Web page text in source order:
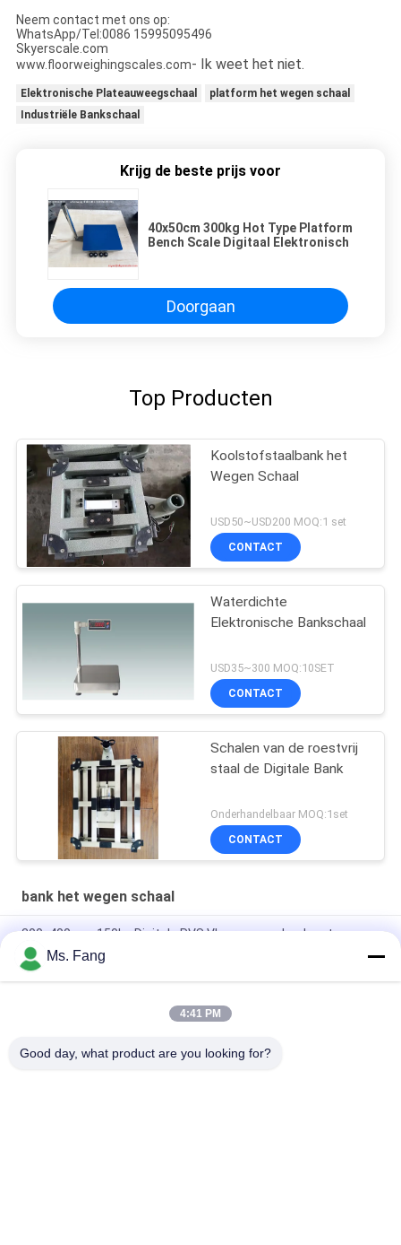
Neem contact met ons op:
WhatsApp/Tel:0086 15995095496
Skyerscale.com
www.floorweighingscales.com- Ik weet het niet.
Elektronische Plateauweegschaal
platform het wegen schaal
Industriële Bankschaal
Krijg de beste prijs voor
40x50cm 300kg Hot Type Platform
Bench Scale Digitaal Elektronisch
Doorgaan
Top Producten
Koolstofstaalbank het
Wegen Schaal
USD50~USD200 MOQ:1 set
CONTACT
Waterdichte
Elektronische Bankschaal
USD35~300 MOQ:10SET
CONTACT
Schalen van de roestvrij
staal de Digitale Bank
Onderhandelbaar MOQ:1set
CONTACT
bank het wegen schaal
300x400mm 150kg Digitale RVS Vloerweegschaal met
Elektronisch Weegplateau
50*60 Elektronische balkweegschaal Bench Elektronische
Ms. Fang
4:41 PM
Good day, what product are you looking for?